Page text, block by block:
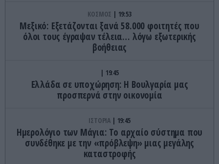
ΚΟΣΜΟΣ 19:53
Μεξικό: Εξετάζονται ξανά 58.000 φοιτητές που
όλοι τους έγραψαν τέλεια… λόγω εξωτερικής
βοήθειας
19:45
Ελλάδα σε υποχώρηση: Η Βουλγαρία μας
προσπερνά στην οικονομία
ΙΣΤΟΡΙΑ 19:45
Ημερολόγιο των Μάγια: Το αρχαίο σύστημα που
συνδέθηκε με την «πρόβλεψη» μιας μεγάλης
καταστροφής